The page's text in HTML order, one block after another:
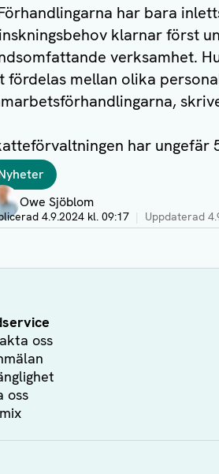
har bara
klarnar först
verksamhet.
fördelas mellan olika
har ungefär
Owe Sjöblom
profil4.9.2024 kl. 09:17 Uppdaterad
oss
oss